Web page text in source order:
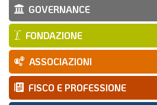
GOVERNANCE
FONDAZIONE
ASSOCIAZIONI
FISCO E PROFESSIONE